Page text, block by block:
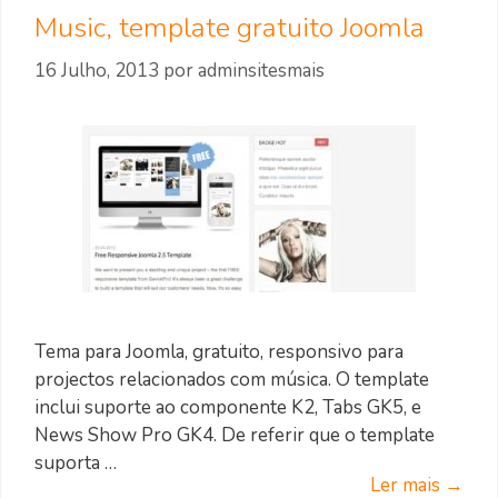
Music, template gratuito Joomla
16 Julho, 2013 poradminsitesmais
Tema para Joomla, gratuito, responsivo para
projectos relacionados com música. O template
inclui suporte ao componente K2, Tabs GK5, e
News Show Pro GK4. De referir que o template
suporta …
Ler mais →